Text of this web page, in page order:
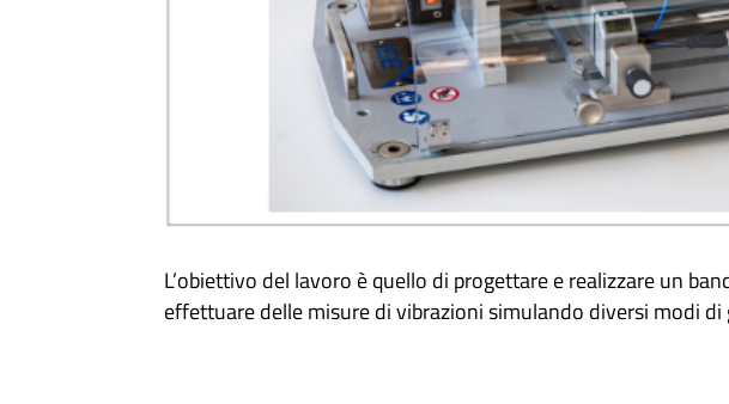
L’obiettivo del lavoro è quello di progettare e realizzare un
effettuare delle misure di vibrazioni simulando diversi modi